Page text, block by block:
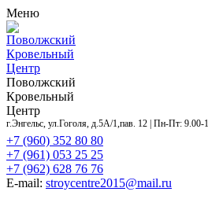
Меню
Поволжский
Кровельный
Центр
Поволжский
Кровельный
Центр
г.Энгельс, ул.Гоголя, д.5А/1,пав. 12 | Пн-Пт:
+7 (960) 352 80 80
+7 (961) 053 25 25
+7 (962) 628 76 76
E-mail: stroycentre2015@mail.ru